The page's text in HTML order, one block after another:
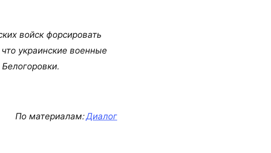
войск форсировать
украинские военные
По материалам:Диалог